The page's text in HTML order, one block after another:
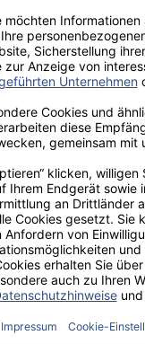
40%.
in unserem
Sie sich bekannt.
85996762